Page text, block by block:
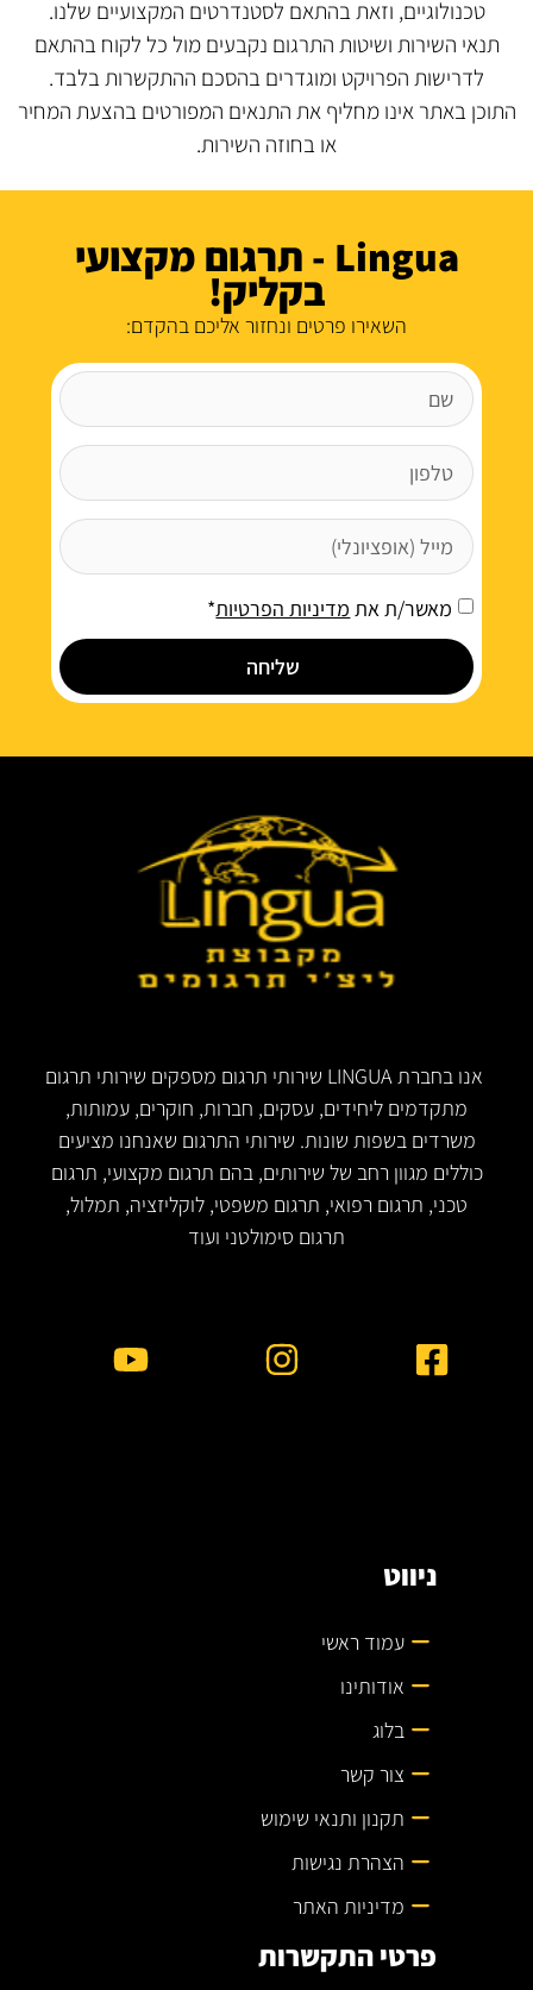
טכנולוגיים, וזאת בהתאם לסטנדרטים המקצועיים שלנו.
תנאי השירות ושיטות התרגום נקבעים מול כל לקוח בהתאם
לדרישות הפרויקט ומוגדרים בהסכם ההתקשרות בלבד.
התוכן באתר אינו מחליף את התנאים המפורטים בהצעת המחיר
או בחוזה השירות.
Lingua - תרגום מקצועי
בקליק!
השאירו פרטים ונחזור אליכם בהקדם:
מאשר/ת את מדיניות הפרטיות*
שליחה
אנו בחברת LINGUA שירותי תרגום מספקים שירותי תרגום
מתקדמים ליחידים, עסקים, חברות, חוקרים, עמותות,
משרדים בשפות שונות. שירותי התרגום שאנחנו מציעים
כוללים מגוון רחב של שירותים, בהם תרגום מקצועי, תרגום
טכני, תרגום רפואי, תרגום משפטי, לוקליזציה, תמלול,
תרגום סימולטני ועוד
ניווט
עמוד ראשי
אודותינו
בלוג
צור קשר
תקנון ותנאי שימוש
הצהרת נגישות
מדיניות האתר
פרטי התקשרות